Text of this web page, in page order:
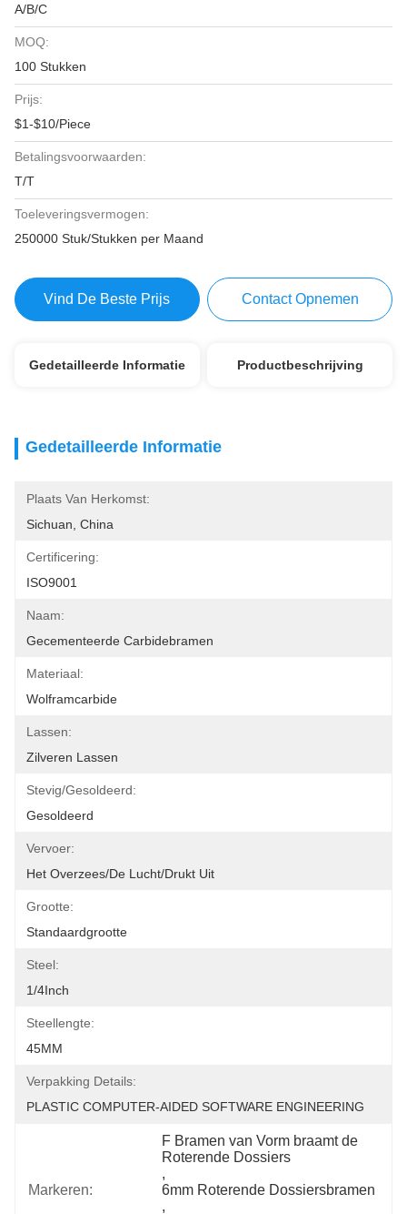
A/B/C
MOQ:
100 Stukken
Prijs:
$1-$10/Piece
Betalingsvoorwaarden:
T/T
Toeleveringsvermogen:
250000 Stuk/Stukken per Maand
Vind De Beste Prijs Contact Opnemen
Gedetailleerde Informatie Productbeschrijving
Gedetailleerde Informatie
Plaats Van Herkomst:
Sichuan, China
Certificering:
ISO9001
Naam:
Gecementeerde Carbidebramen
Materiaal:
Wolframcarbide
Lassen:
Zilveren Lassen
Stevig/Gesoldeerd:
Gesoldeerd
Vervoer:
Het Overzees/de Lucht/drukt Uit
Grootte:
Standaardgrootte
Steel:
1/4Inch
Steellengte:
45MM
Verpakking Details:
PLASTIC COMPUTER-AIDED SOFTWARE ENGINEERING
Markeren:
F Bramen van Vorm braamt de
Roterende Dossiers
,
6mm Roterende Dossiersbramen
,